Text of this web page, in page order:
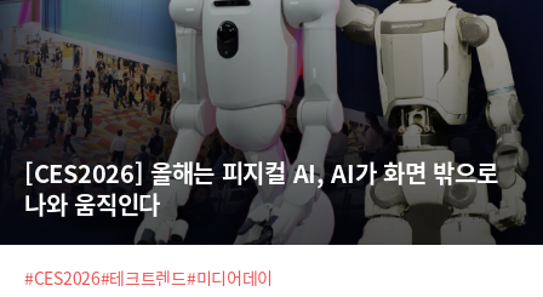
[CES2026] 올해는 피지컬 AI, AI가 화면 밖으로
나와 움직인다
#CES2026#테크트렌드#미디어데이